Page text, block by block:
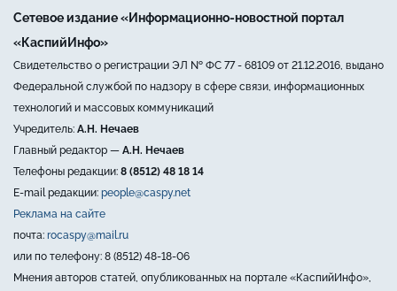
Сетевое издание «Информационно-новостной портал
«КаспийИнфо»
Свидетельство о регистрации ЭЛ № ФС 77 - 68109 от 21.12.2016, выдано
Федеральной службой по надзору в сфере связи, информационных
технологий и массовых коммуникаций
Учредитель: А.Н. Нечаев
Главный редактор — А.Н. Нечаев
Телефоны редакции: 8 (8512) 48 18 14
E-mail редакции: people@caspy.net
Реклама на сайте
почта: rocaspy@mail.ru
или по телефону: 8 (8512) 48-18-06
Мнения авторов статей, опубликованных на портале «КаспийИнфо»,